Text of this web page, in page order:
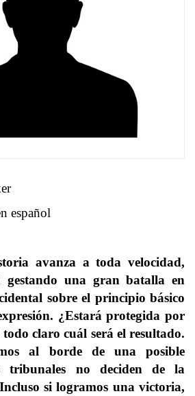
español
avanza a toda velocidad,
gestando una gran batalla en
sobre el principio básico
¿Estará protegida por
claro cuál será el resultado.
al borde de una posible
tribunales no deciden de la
si logramos una victoria,